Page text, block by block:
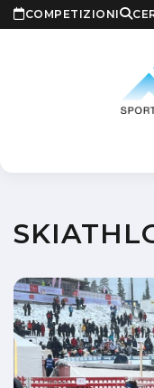
COMPETIZIONI